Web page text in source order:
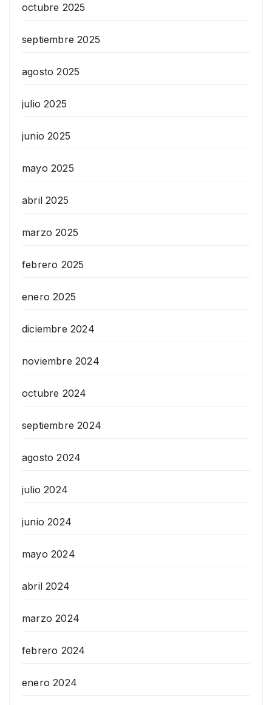
octubre 2025
septiembre 2025
agosto 2025
julio 2025
junio 2025
mayo 2025
abril 2025
marzo 2025
febrero 2025
enero 2025
diciembre 2024
noviembre 2024
octubre 2024
septiembre 2024
agosto 2024
julio 2024
junio 2024
mayo 2024
abril 2024
marzo 2024
febrero 2024
enero 2024